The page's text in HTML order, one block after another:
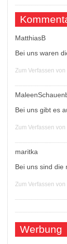
MatthiasB
Bei uns waren
Zum Verfassen
Bei uns gibt es
Zum Verfassen
maritka
Bei uns sind die
Zum Verfassen
Werbung